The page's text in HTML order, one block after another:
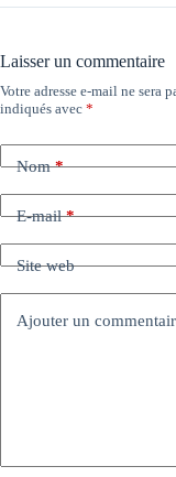
Laisser un commentaire
Votre adresse e-mail ne sera
indiqués avec *
Nom*
E-mail*
Site web
Ajouter un